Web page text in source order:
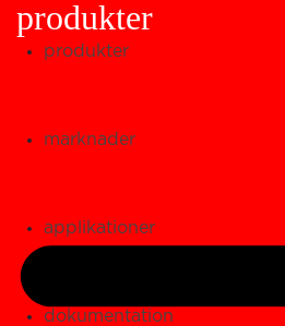
Sök
produkter
marknader
applikationer
dokumentation
produkter